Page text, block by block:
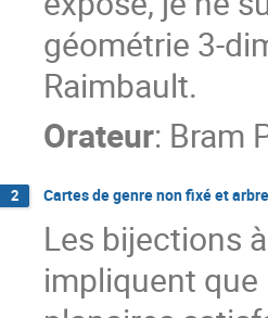
géométrie 3-
Raimbault.
Orateur: Bram
2 Cartes de genre non fixé et
Les bijections
impliquent